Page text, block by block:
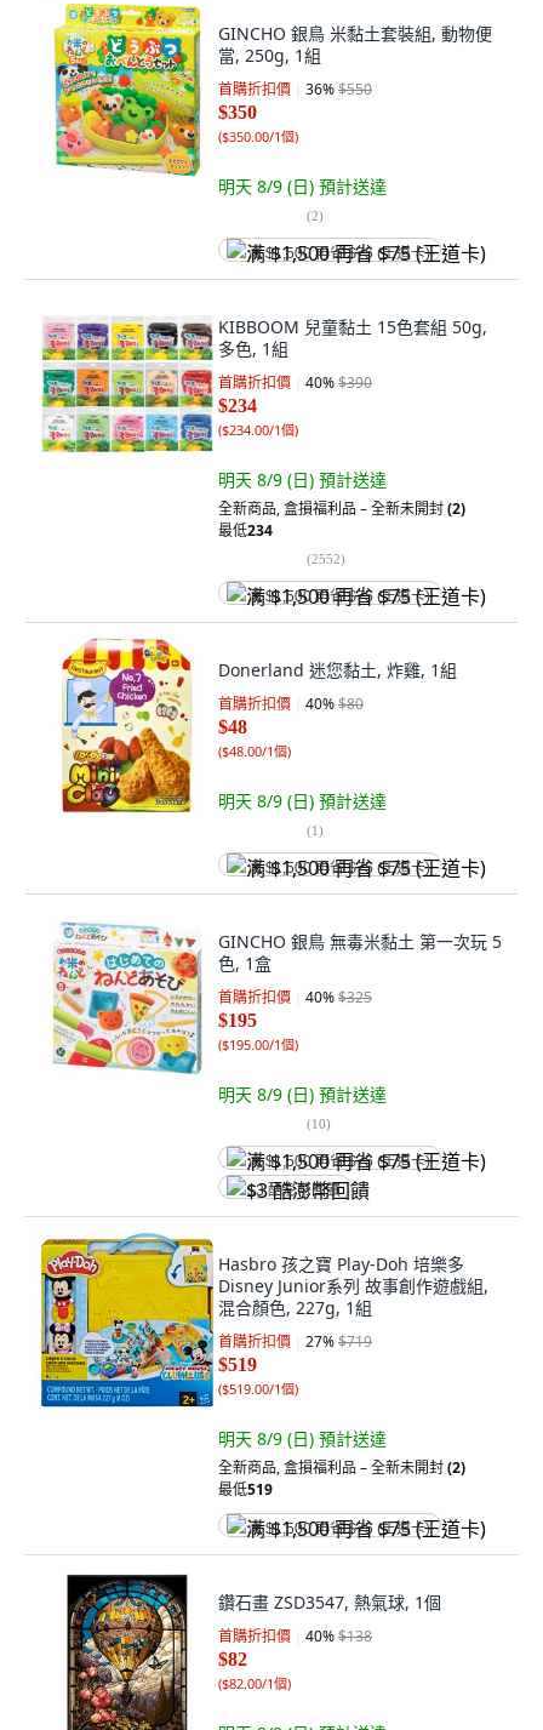
GINCHO 銀鳥 米黏土套裝組, 動物便
當, 250g, 1組
首購折扣價 36%$550
$350
($350.00/1個)
明天 8/9 (日) 預計送達
(2)
满 $1,500 再省 $75 (王道卡)
KIBBOOM 兒童黏土 15色套組 50g,
多色, 1組
首購折扣價 40%$390
$234
($234.00/1個)
明天 8/9 (日) 預計送達
全新商品,盒損福利品 – 全新未開封(2)
最低234
(2552)
满 $1,500 再省 $75 (王道卡)
Donerland 迷您黏土, 炸雞, 1組
首購折扣價 40%$80
$48
($48.00/1個)
明天 8/9 (日) 預計送達
(1)
满 $1,500 再省 $75 (王道卡)
GINCHO 銀鳥 無毒米黏土 第一次玩 5
色, 1盒
首購折扣價 40%$325
$195
($195.00/1個)
明天 8/9 (日) 預計送達
(10)
满 $1,500 再省 $75 (王道卡)
$3 酷澎幣回饋
Hasbro 孩之寶 Play-Doh 培樂多
Disney Junior系列 故事創作遊戲組,
混合顏色, 227g, 1組
首購折扣價 27%$719
$519
($519.00/1個)
明天 8/9 (日) 預計送達
全新商品,盒損福利品 – 全新未開封(2)
最低519
满 $1,500 再省 $75 (王道卡)
鑽石畫 ZSD3547, 熱氣球, 1個
首購折扣價 40%$138
$82
($82.00/1個)